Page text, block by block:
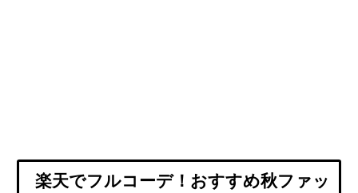
楽天でフルコーデ！おすすめ秋ファッ